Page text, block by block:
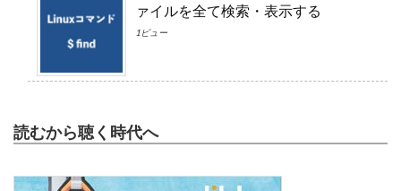
ァイルを全て検索・表示する
1ビュー
読むから聴く時代へ